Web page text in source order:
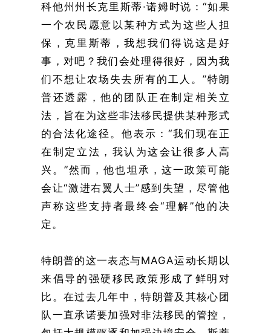
科他州州长克里斯蒂·诺姆时说：“如果
一个农民愿意以某种方式为这些人担
保，克里斯蒂，我想我们得说这是好
事，对吧？我们会处理得很好，因为我
们不想让农场失去所有的工人。”特朗
普还透露，他的团队正在制定相关立
法，旨在为这些非法移民提供某种形式
的合法化途径。他表示：“我们现在正
在制定立法，我认为这会让很多人高
兴。”然而，他也坦承，这一政策可能
会让“激进右翼人士”感到失望，尽管他
声称这些支持者最终会“理解”他的决
定。
特朗普的这一表态与MAGA运动长期以
来倡导的强硬移民政策形成了鲜明对
比。在过去几年中，特朗普及其核心团
队一直承诺要加强对非法移民的管控，